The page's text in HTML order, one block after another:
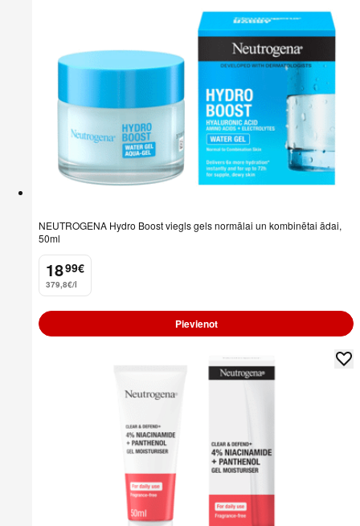
NEUTROGENA Hydro Boost viegls gels normālai un kombinētai ādai,
50ml
18
. 99€
379,8€/l
Pievienot